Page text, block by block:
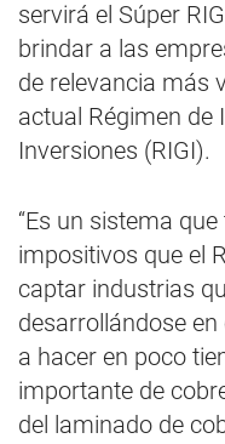
servirá el Súper
brindar a las
de relevancia más
actual Régimen de
Inversiones (RIGI).
“Es un sistema
impositivos que el
captar industrias
desarrollándose
a hacer en poco
importante de
del laminado de